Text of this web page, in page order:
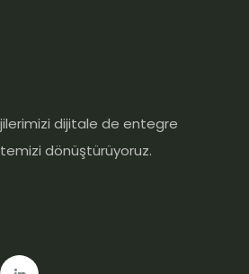
dijitale de entegre
dönüştürüyoruz.